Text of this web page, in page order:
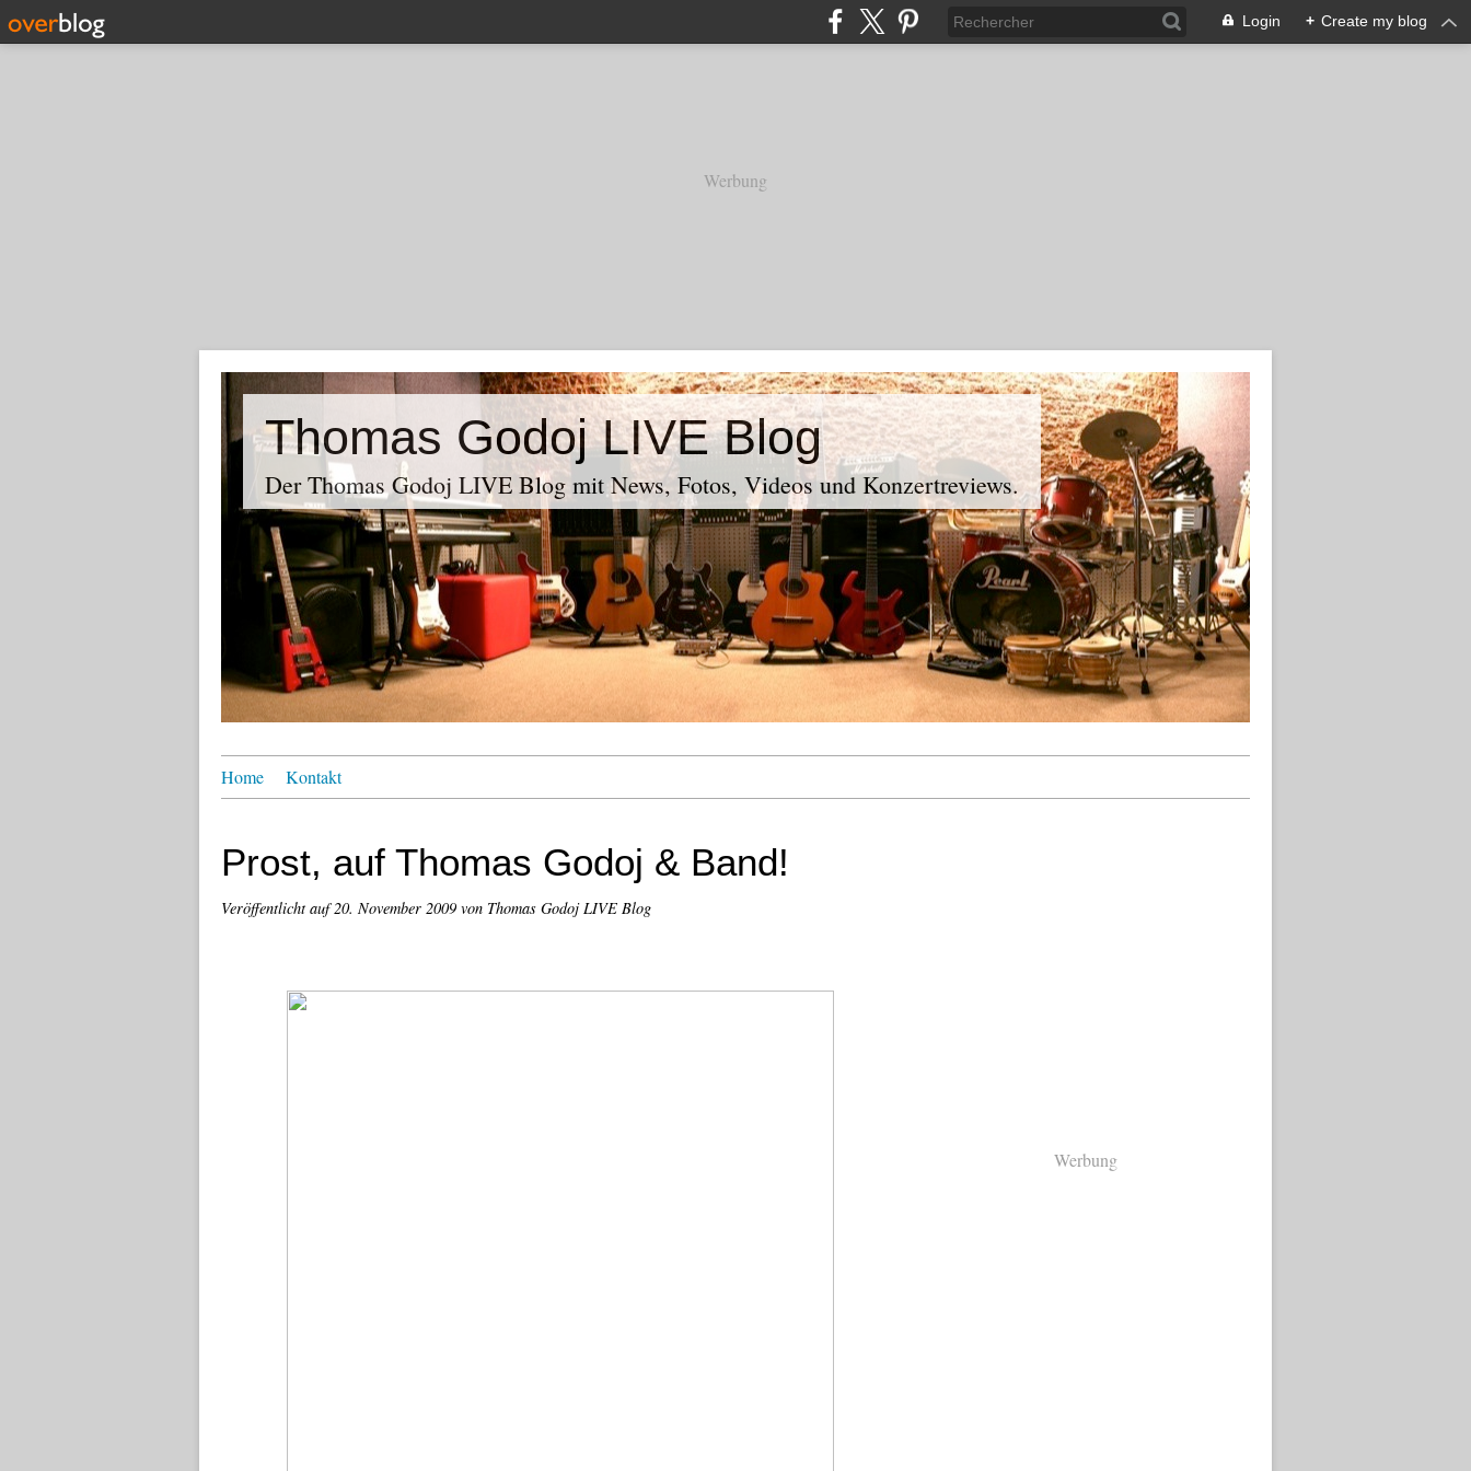
Login + Create my blog
Werbung
Thomas Godoj LIVE Blog
Der Thomas Godoj LIVE Blog mit News, Fotos, Videos und Konzertreviews.
Home Kontakt
Prost, auf Thomas Godoj & Band!
Veröffentlicht auf20. November 2009 von Thomas Godoj LIVE Blog
Werbung